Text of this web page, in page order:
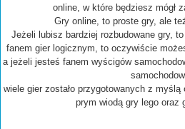
online, w które będziesz mógł
Gry online, to proste gry, ale
Jeżeli lubisz bardziej rozbudowane gry,
fanem gier logicznym, to oczywiście
a jeżeli jesteś fanem wyścigów
wiele gier zostało przygotowanych z
prym wiodą gry lego oraz